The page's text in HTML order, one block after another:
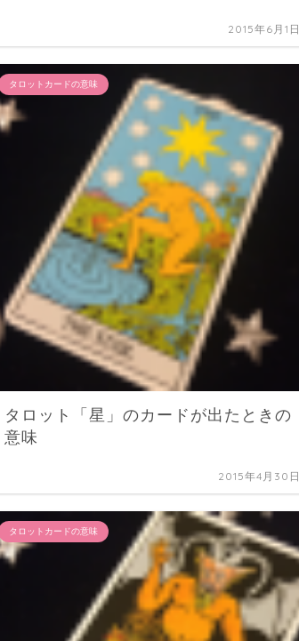
2015年6月1日
タロットカードの意味
タロット「星」のカードが出たときの
意味
2015年4月30日
タロットカードの意味